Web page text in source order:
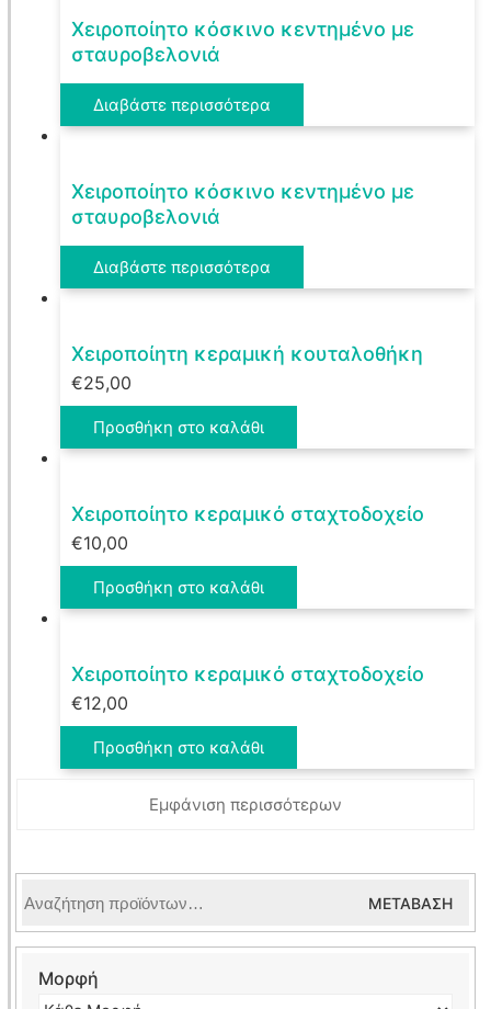
Χειροποίητο κόσκινο κεντημένο με
σταυροβελονιά
Διαβάστε περισσότερα
Χειροποίητο κόσκινο κεντημένο με
σταυροβελονιά
Διαβάστε περισσότερα
Χειροποίητη κεραμική κουταλοθήκη
€25,00
Προσθήκη στο καλάθι
Χειροποίητο κεραμικό σταχτοδοχείο
€10,00
Προσθήκη στο καλάθι
Χειροποίητο κεραμικό σταχτοδοχείο
€12,00
Προσθήκη στο καλάθι
Εμφάνιση περισσότερων
για:
ΜΕΤΆΒΑΣΗ
Μορφή